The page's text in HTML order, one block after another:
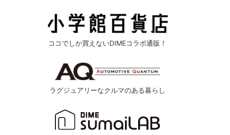
ココでしか買えないDIMEコラボ通販！
ラグジュアリーなクルマのある暮らし